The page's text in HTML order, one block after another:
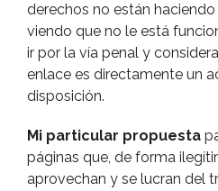
derechos no están
viendo que no le está
ir por la ví­a penal y
enlace es directamente un
disposición.
Mi particular propuesta
páginas que, de forma
aprovechan y se lucran del